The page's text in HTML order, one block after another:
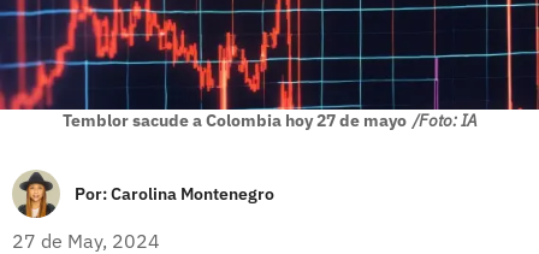
Temblor sacude a Colombia hoy 27 de mayo /Foto: IA
Por:Carolina Montenegro
27 de May, 2024